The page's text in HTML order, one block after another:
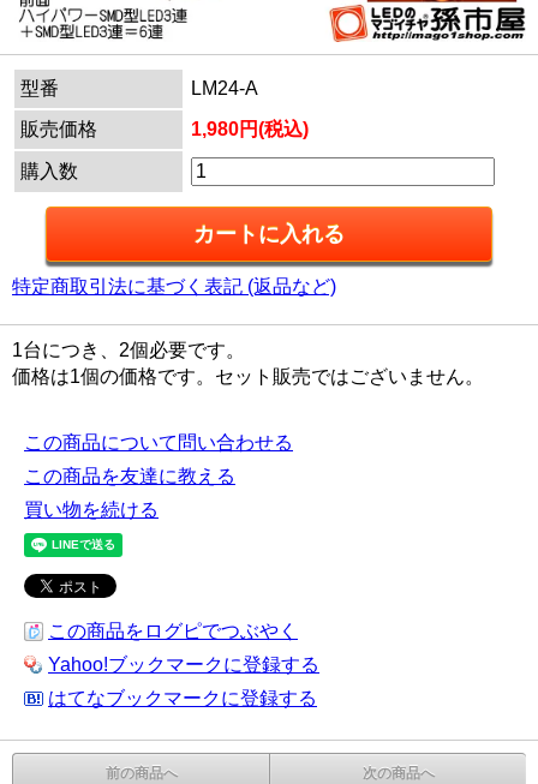
型番
LM24-A
販売価格
1,980円(税込)
購入数
特定商取引法に基づく表記 (返品など)
1台につき、2個必要です。
価格は1個の価格です。セット販売ではございません。
この商品について問い合わせる
この商品を友達に教える
買い物を続ける
この商品をログピでつぶやく
Yahoo!ブックマークに登録する
はてなブックマークに登録する
前の商品へ 次の商品へ